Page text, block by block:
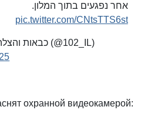
אחר נפגעים בתוך המלון.
pic.twitter.com/CNtsTTS6st
&mdash; כבאות והצלה לישראל (@102_IL)
охранной видеокамерой: